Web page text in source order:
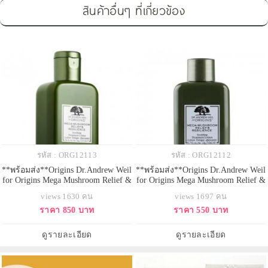
สินค้าอื่นๆ ที่เกี่ยวข้อง
รหัส : ORG12113
**พร้อมส่ง**Origins Dr.Andrew Weil
for Origins Mega Mushroom Relief &
ขนาดทดลอง 100ml. ทรีทเมนต์
โลชั่นขายดีอันดับ 1 บำรุงผิวแลดู
แอลกอฮอล์ ช่วยฟื้นคืนความชุ่มชื้น
และปลอบประโลมผิวให้ผ่อนคลาย ด
views 1630 คน
ราคา 850 บาท
ดูรายละเอียด
รหัส : ORG12112
**พร้อมส่ง**Origins Dr.Andrew Weil
for Origins Mega Mushroom Relief &
ขนาดทดลอง 50ml. ทรีทเมนต์โลชั่น
ขายดีอันดับ 1 บำรุงผิวแลดูสุขภาพดี
ฟื้นคืนความชุ่มชื้นและปลอบ
ประโลมผิวให้ผ่อนคลาย ด้
views 1697 คน
ราคา 550 บาท
ดูรายละเอียด